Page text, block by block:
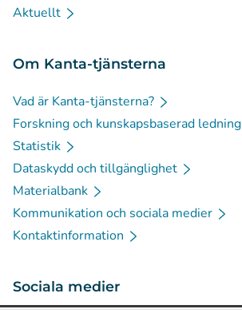
Aktuellt
Om Kanta-tjänsterna
Vad är Kanta-tjänsterna?
Forskning och kunskapsbaserad ledning
Statistik
Dataskydd och tillgänglighet
Materialbank
Kommunikation och sociala medier
Kontaktinformation
Sociala medier